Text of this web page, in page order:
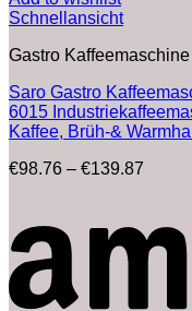
Schnellansicht
Gastro Kaffeemaschine
Saro Gastro
6015
Kaffee, Brüh-&
€98.76 – €139.87